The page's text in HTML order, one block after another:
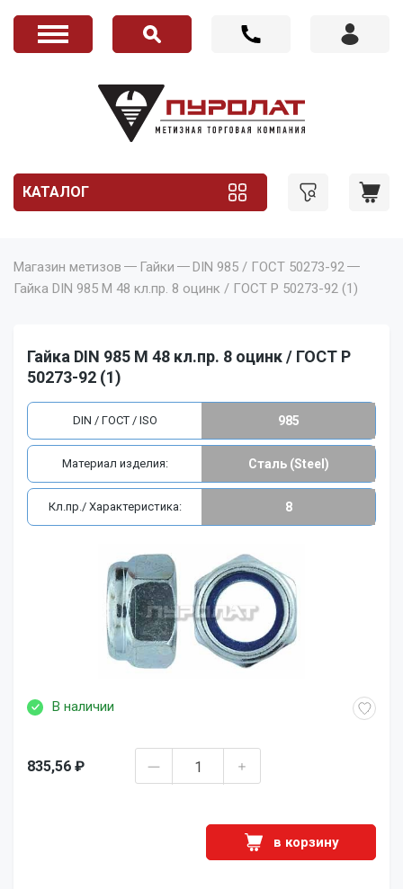
КАТАЛОГ
Магазин метизов Гайки
DIN 985 / ГОСТ 50273-92
Гайка DIN 985 M 48 кл.пр. 8 оцинк / ГОСТ Р 50273-92 (1)
Гайка DIN 985 M 48 кл.пр. 8 оцинк / ГОСТ Р
50273-92 (1)
В наличии
835,56 ₽
в корзину
DIN / ГОСТ / ISO 985
Материал изделия: Сталь (Steel)
Кл.пр./ Характеристика: 8